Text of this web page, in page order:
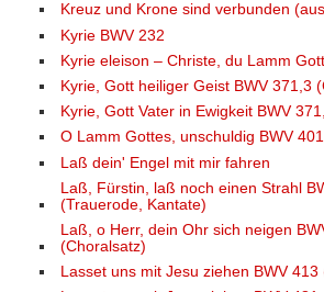
Kreuz und Krone sind verbunden
Kyrie BWV 232
Kyrie eleison – Christe, du Lamm
Kyrie, Gott heiliger Geist BWV 371,3
Kyrie, Gott Vater in Ewigkeit BWV
O Lamm Gottes, unschuldig BWV
Laß dein' Engel mit mir fahren
Laß, Fürstin, laß noch einen Strahl
(Trauerode, Kantate)
Laß, o Herr, dein Ohr sich neigen
(Choralsatz)
Lasset uns mit Jesu ziehen BWV 413